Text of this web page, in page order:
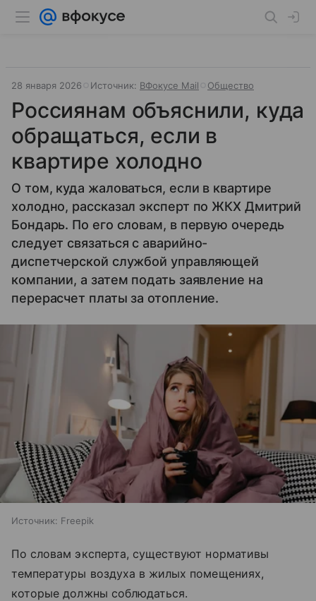
28 января 2026 Источник: ВФокусе Mail Общество
Россиянам объяснили, куда
обращаться, если в
квартире холодно
О том, куда жаловаться, если в квартире
холодно, рассказал эксперт по ЖКХ Дмитрий
Бондарь. По его словам, в первую очередь
следует связаться с аварийно-
диспетчерской службой управляющей
компании, а затем подать заявление на
перерасчет платы за отопление.
Источник: Freepik
По словам эксперта, существуют нормативы
температуры воздуха в жилых помещениях,
которые должны соблюдаться.